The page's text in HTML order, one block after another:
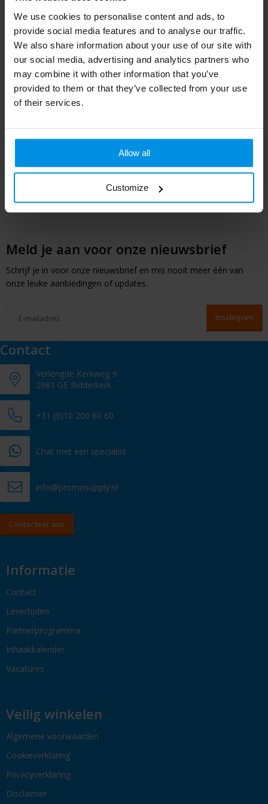
We use cookies to personalise content and ads, to
provide social media features and to analyse our traffic.
We also share information about your use of our site with
our social media, advertising and analytics partners who
may combine it with other information that you’ve
provided to them or that they’ve collected from your use
of their services.
Allow all
Customize
Kinderparaplu's als promotiemiddel
Of je nu een school, kinderopvang, gemeente of evenement
organiseert, bedrukte kinderparaplu's zijn een originele giveaway
die opvalt. Ze combineren functionaliteit met een speelse
uitstraling en zorgen voor positieve merkbeleving.
Jouw logo op kinderparaplu's? Wij regelen
het!
Met ons assortiment kinderparaplu's helpen we je graag bij het
kiezen van het juiste model en de perfecte bedrukking. Vraag
vrijblijvend een offerte of drukvoorbeeld aan en laat jouw merk op
een vrolijke manier opvallen!
Meld je aan voor onze nieuwsbrief
Schrijf je in voor onze nieuwsbrief en mis nooit meer één van
onze leuke aanbiedingen of updates.
Contact
Verlengde Kerkweg 9
2981 GE Ridderkerk
+31 (0)10 200 60 60
Chat met een specialist
info@promosupply.nl
Contacteer ons
Informatie
Contact
Levertijden
Partnerprogramma
Inhaakkalender
Vacatures
Veilig winkelen
Algemene voorwaarden
Cookieverklaring
Privacyverklaring
Disclaimer